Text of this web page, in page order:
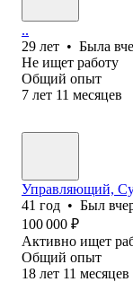
..
29 лет • Была
Не ищет работу
Общий опыт
7 лет 11 месяцев
Управляющий,
41 год • Был
100 000 ₽
Активно ищет
Общий опыт
18 лет 11 месяцев